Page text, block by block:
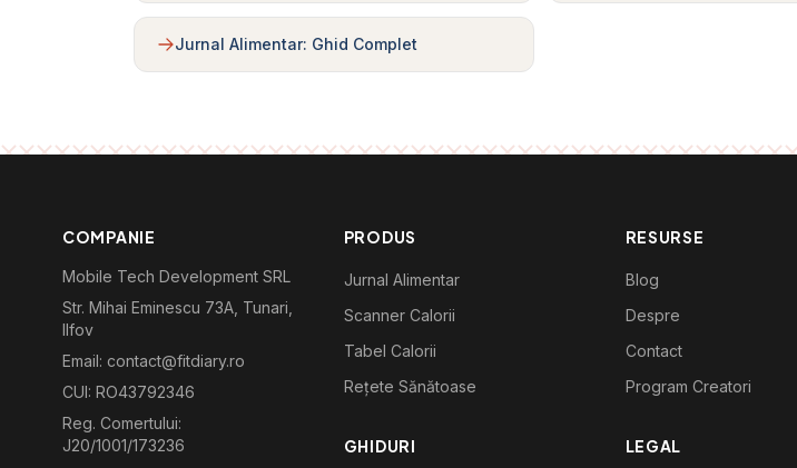
Jurnal Alimentar: Ghid Complet
COMPANIE
Mobile Tech Development SRL
Str. Mihai Eminescu 73A, Tunari,
Ilfov
Email: contact@fitdiary.ro
CUI: RO43792346
Reg. Comertului:
J20/1001/173236
PRODUS
Jurnal Alimentar
Scanner Calorii
Tabel Calorii
Rețete Sănătoase
GHIDURI
RESURSE
Blog
Despre
Contact
Program Creatori
LEGAL